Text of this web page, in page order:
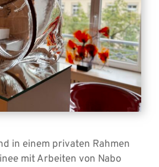
in einem privaten Rahmen
mit Arbeiten von Nabo